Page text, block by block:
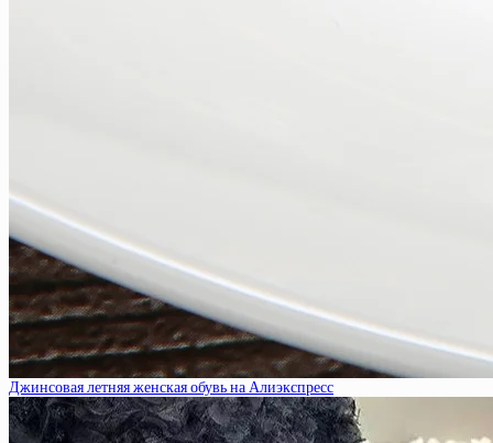
Джинсовая летняя женская обувь на Алиэкспресс